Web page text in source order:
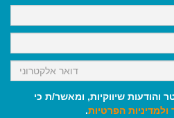
k
p
והודעות שיווקיות, ומאשר/ת כי
ולמדיניות הפרטיות.